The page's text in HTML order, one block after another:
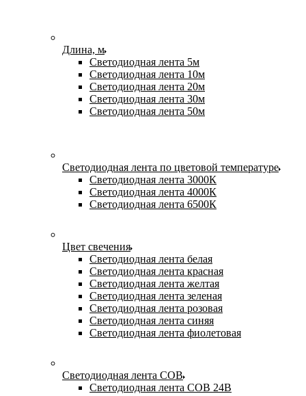
Длина, м
Светодиодная лента 5м
Светодиодная лента 10м
Светодиодная лента 20м
Светодиодная лента 30м
Светодиодная лента 50м
Светодиодная лента по цветовой температуре
Светодиодная лента 3000К
Светодиодная лента 4000К
Светодиодная лента 6500К
Цвет свечения
Светодиодная лента белая
Светодиодная лента красная
Светодиодная лента желтая
Светодиодная лента зеленая
Светодиодная лента розовая
Светодиодная лента синяя
Светодиодная лента фиолетовая
Светодиодная лента COB
Светодиодная лента COB 24В